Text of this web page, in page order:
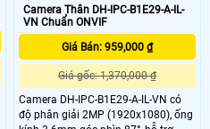
Camera Thân DH-IPC-B1E29-A-IL-
VN Chuẩn ONVIF
Giá Bán: 959,000 ₫
Giá gốc: 1,370,000 ₫
Camera DH-IPC-B1E29-A-IL-VN có
độ phân giải 2MP (1920x1080), ống